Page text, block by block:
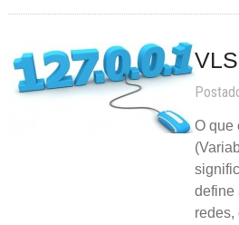
O que
define
redes,